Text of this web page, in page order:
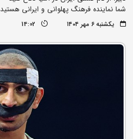
شما نماینده فرهنگ پهلوانی و ایرانی هستید
یکشنبه ۶ مهر ۱۴۰۴ 14:02